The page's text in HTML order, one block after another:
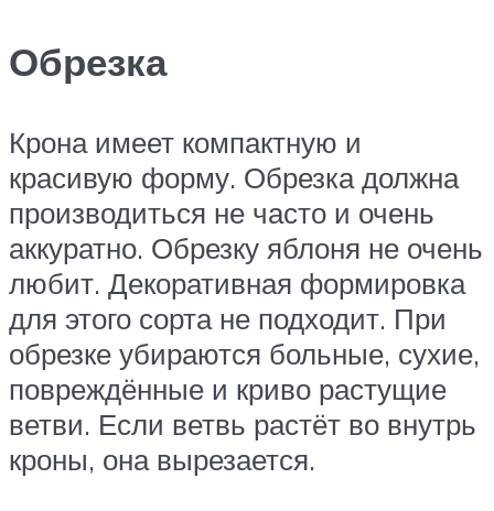
Обрезка
Крона имеет компактную и
красивую форму. Обрезка должна
производиться не часто и очень
аккуратно. Обрезку яблоня не очень
любит. Декоративная формировка
для этого сорта не подходит. При
обрезке убираются больные, сухие,
повреждённые и криво растущие
ветви. Если ветвь растёт во внутрь
кроны, она вырезается.